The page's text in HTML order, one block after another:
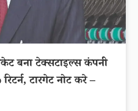
बना टेक्सटाइल्स कंपनी
टारगेट नोट करे –